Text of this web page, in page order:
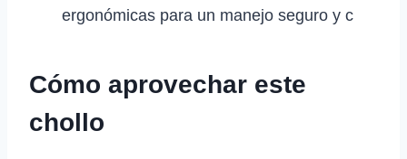
ergonómicas para un manejo seguro y c
Cómo aprovechar este
chollo